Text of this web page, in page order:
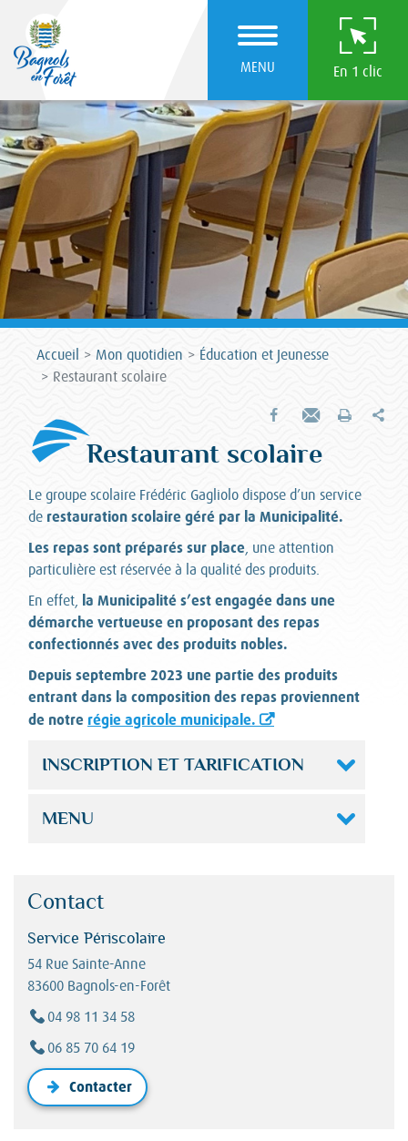
MENU En 1 clic
Accueil Mon quotidien
Éducation et Jeunesse
Restaurant scolaire
Partager sur Facebook
Envoyer par e-mail
Imprimer
Restaurant scolaire
Le groupe scolaire Frédéric Gagliolo dispose d’un service
de restauration scolaire géré par la Municipalité.
Les repas sont préparés sur place , une attention
particulière est réservée à la qualité des produits.
En effet,
la Municipalité s’est engagée dans une
démarche vertueuse en proposant des repas
confectionnés avec des produits nobles.
Depuis septembre 2023 une partie des produits
entrant dans la composition des repas proviennent
de notre régie agricole municipale.
INSCRIPTION ET TARIFICATION
MENU
Contact
Service Périscolaire
54 Rue Sainte-Anne
83600 Bagnols-en-Forêt
Téléphone :
04 98 11 34 58
Téléphone 2 :
06 85 70 64 19
Contacter